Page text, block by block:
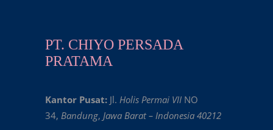
PT. CHIYO PERSADA
PRATAMA
Kantor Pusat: Jl. Holis Permai VII NO
34, Bandung, Jawa Barat – Indonesia 40212